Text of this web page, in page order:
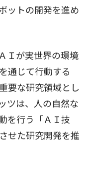
ットの開発を進め
Ｉが実世界の環境
通じて行動する
要な研究領域とし
ツは、人の自然な
を行う「ＡＩ技
せた研究開発を推